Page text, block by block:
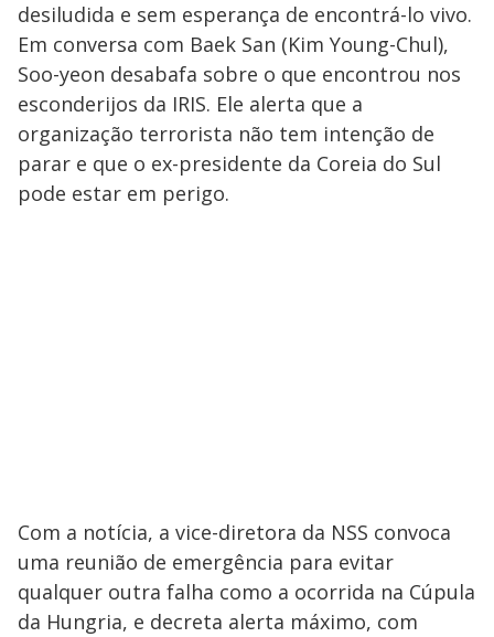
desiludida e sem esperança de encontrá-lo vivo.
Em conversa com Baek San (Kim Young-Chul),
Soo-yeon desabafa sobre o que encontrou nos
esconderijos da IRIS. Ele alerta que a
organização terrorista não tem intenção de
parar e que o ex-presidente da Coreia do Sul
pode estar em perigo.
Com a notícia, a vice-diretora da NSS convoca
uma reunião de emergência para evitar
qualquer outra falha como a ocorrida na Cúpula
da Hungria, e decreta alerta máximo, com